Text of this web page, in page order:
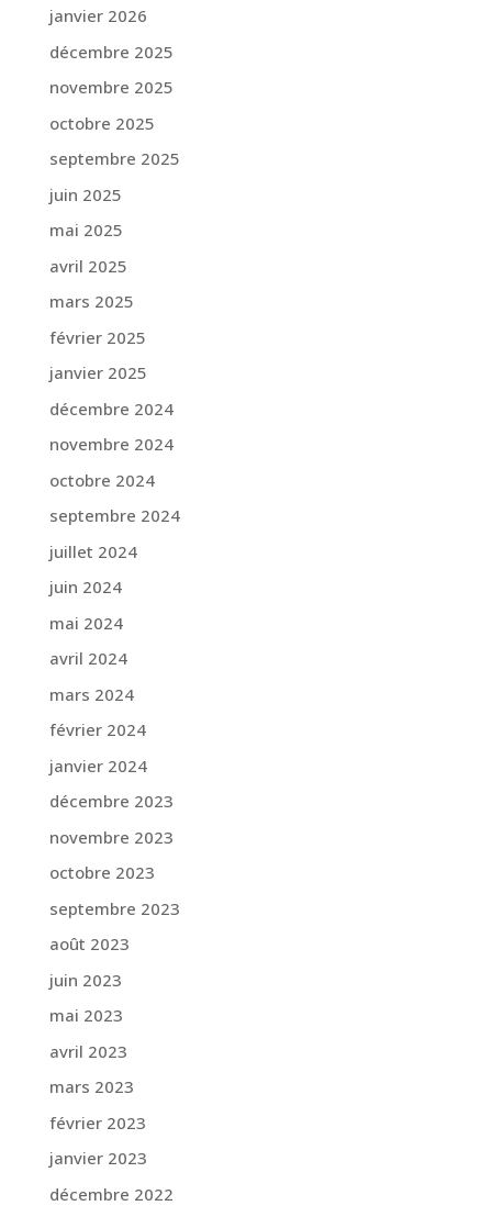
janvier 2026
décembre 2025
novembre 2025
octobre 2025
septembre 2025
juin 2025
mai 2025
avril 2025
mars 2025
février 2025
janvier 2025
décembre 2024
novembre 2024
octobre 2024
septembre 2024
juillet 2024
juin 2024
mai 2024
avril 2024
mars 2024
février 2024
janvier 2024
décembre 2023
novembre 2023
octobre 2023
septembre 2023
août 2023
juin 2023
mai 2023
avril 2023
mars 2023
février 2023
janvier 2023
décembre 2022